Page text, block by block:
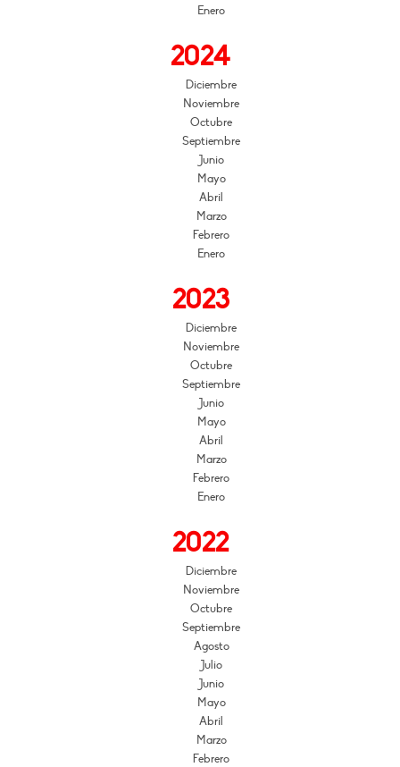
Enero
2024
Diciembre
Noviembre
Octubre
Septiembre
Junio
Mayo
Abril
Marzo
Febrero
Enero
2023
Diciembre
Noviembre
Octubre
Septiembre
Junio
Mayo
Abril
Marzo
Febrero
Enero
2022
Diciembre
Noviembre
Octubre
Septiembre
Agosto
Julio
Junio
Mayo
Abril
Marzo
Febrero